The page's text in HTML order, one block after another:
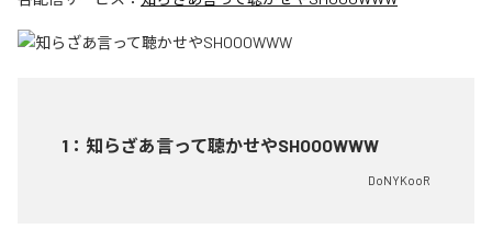
1 ： 知らざあ言って聴かせやSHOOOWWW
DoNYKooR